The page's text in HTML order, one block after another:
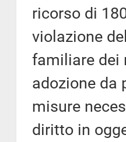
ricorso di
violazione
familiare dei
adozione da
misure
diritto in